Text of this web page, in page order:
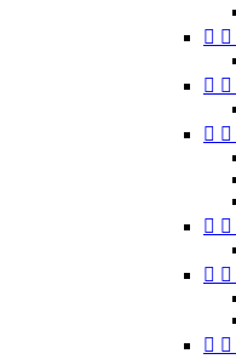
 
 
 
 
 
 